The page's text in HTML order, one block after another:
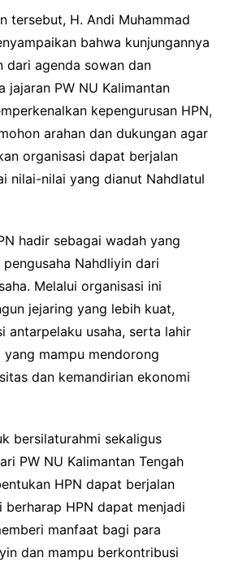
tersebut, H. Andi Muhammad
bahwa kunjungannya
dari agenda sowan dan
jajaran PW NU Kalimantan
kepengurusan HPN,
arahan dan dukungan agar
organisasi dapat berjalan
nilai-nilai yang dianut Nahdlatul
hadir sebagai wadah yang
Nahdliyin dari
Melalui organisasi ini
jejaring yang lebih kuat,
antarpelaku usaha, serta lahir
mampu mendorong
dan kemandirian ekonomi
bersilaturahmi sekaligus
PW NU Kalimantan Tengah
HPN dapat berjalan
berharap HPN dapat menjadi
manfaat bagi para
dan mampu berkontribusi